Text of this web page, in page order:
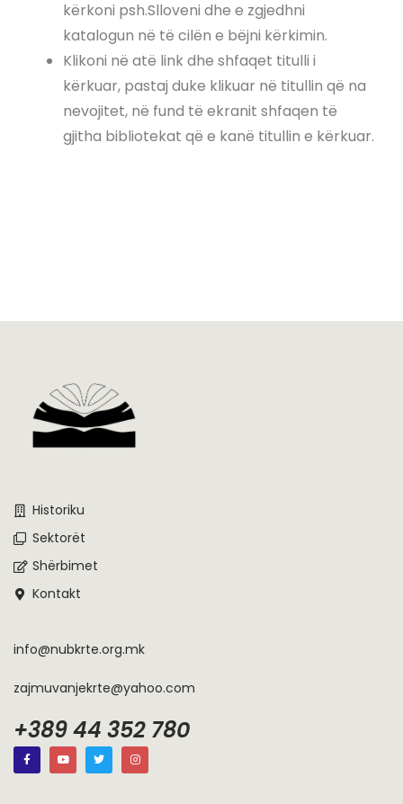
kërkoni psh.Slloveni dhe e zgjedhni
katalogun në të cilën e bëjni kërkimin.
Klikoni në atë link dhe shfaqet titulli i
kërkuar, pastaj duke klikuar në titullin që na
nevojitet, në fund të ekranit shfaqen të
gjitha bibliotekat që e kanë titullin e kërkuar.
Historiku
Sektorët
Shërbimet
Kontakt
info@nubkrte.org.mk
zajmuvanjekrte@yahoo.com
+389 44 352 780